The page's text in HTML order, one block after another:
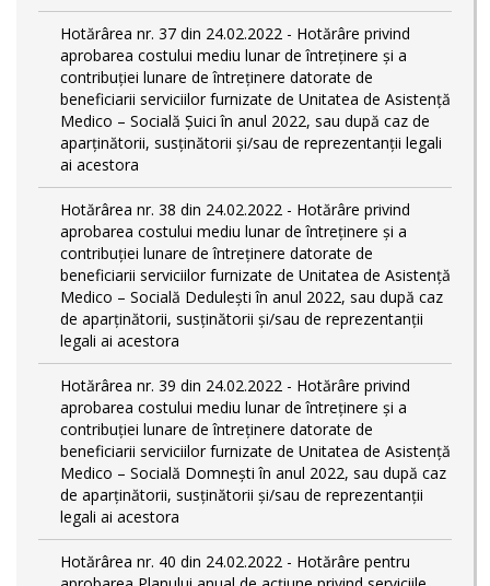
Hotărârea nr. 37 din 24.02.2022 - Hotărâre privind
aprobarea costului mediu lunar de întreținere și a
contribuției lunare de întreținere datorate de
beneficiarii serviciilor furnizate de Unitatea de Asistență
Medico – Socială Șuici în anul 2022, sau după caz de
aparținătorii, susținătorii și/sau de reprezentanții legali
ai acestora
Hotărârea nr. 38 din 24.02.2022 - Hotărâre privind
aprobarea costului mediu lunar de întreținere și a
contribuției lunare de întreținere datorate de
beneficiarii serviciilor furnizate de Unitatea de Asistență
Medico – Socială Dedulești în anul 2022, sau după caz
de aparținătorii, susținătorii și/sau de reprezentanții
legali ai acestora
Hotărârea nr. 39 din 24.02.2022 - Hotărâre privind
aprobarea costului mediu lunar de întreținere și a
contribuției lunare de întreținere datorate de
beneficiarii serviciilor furnizate de Unitatea de Asistență
Medico – Socială Domnești în anul 2022, sau după caz
de aparținătorii, susținătorii și/sau de reprezentanții
legali ai acestora
Hotărârea nr. 40 din 24.02.2022 - Hotărâre pentru